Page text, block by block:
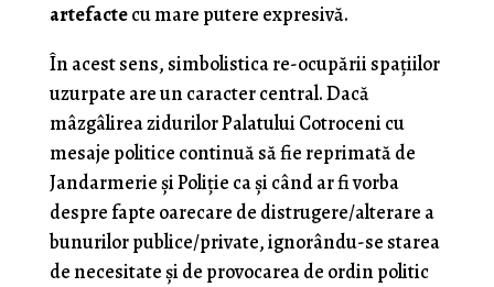
artefactecu mare putere expresivă.
În acest sens, simbolistica re-ocupării spaţiilor
uzurpate are un caracter central. Dacă
mâzgâlirea zidurilor Palatului Cotroceni cu
mesaje politice continuă să fie reprimată de
Jandarmerie şi Poliţie ca şi când ar fi vorba
despre fapte oarecare de distrugere/alterare a
bunurilor publice/private, ignorându-se starea
de necesitate şi de provocarea de ordin politic